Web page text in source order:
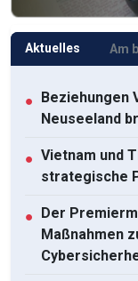
Aktuelles Am
● Beziehungen
Neuseeland
● Vietnam und
strategische
● Der
Maßnahmen